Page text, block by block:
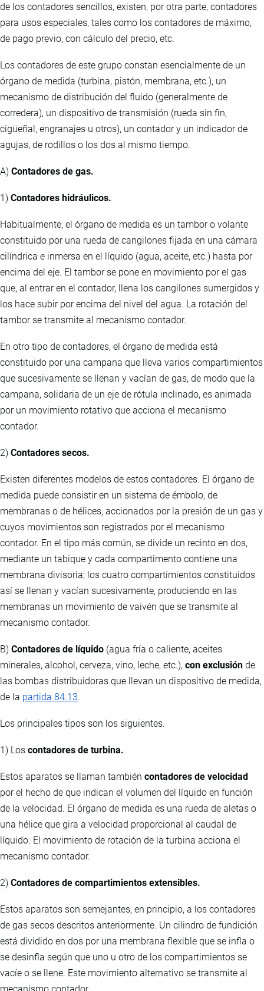
de los contadores sencillos, existen, por otra parte, contadores
para usos especiales, tales como los contadores de máximo,
de pago previo, con cálculo del precio, etc.
Los contadores de este grupo constan esencialmente de un
órgano de medida (turbina, pistón, membrana, etc.), un
mecanismo de distribución del fluido (generalmente de
corredera), un dispositivo de transmisión (rueda sin fin,
cigüeñal, engranajes u otros), un contador y un indicador de
agujas, de rodillos o los dos al mismo tiempo.
A) Contadores de gas.
1) Contadores hidráulicos.
Habitualmente, el órgano de medida es un tambor o volante
constituido por una rueda de cangilones fijada en una cámara
cilíndrica e inmersa en el líquido (agua, aceite, etc.) hasta por
encima del eje. El tambor se pone en movimiento por el gas
que, al entrar en el contador, llena los cangilones sumergidos y
los hace subir por encima del nivel del agua. La rotación del
tambor se transmite al mecanismo contador.
En otro tipo de contadores, el órgano de medida está
constituido por una campana que lleva varios compartimientos
que sucesivamente se llenan y vacían de gas, de modo que la
campana, solidaria de un eje de rótula inclinado, es animada
por un movimiento rotativo que acciona el mecanismo
contador.
2) Contadores secos.
Existen diferentes modelos de estos contadores. El órgano de
medida puede consistir en un sistema de émbolo, de
membranas o de hélices, accionados por la presión de un gas y
cuyos movimientos son registrados por el mecanismo
contador. En el tipo más común, se divide un recinto en dos,
mediante un tabique y cada compartimento contiene una
membrana divisoria; los cuatro compartimientos constituidos
así se llenan y vacían sucesivamente, produciendo en las
membranas un movimiento de vaivén que se transmite al
mecanismo contador.
B) Contadores de líquido (agua fría o caliente, aceites
minerales, alcohol, cerveza, vino, leche, etc.), con exclusión de
las bombas distribuidoras que llevan un dispositivo de medida,
de la partida 84.13.
Los principales tipos son los siguientes.
1) Los contadores de turbina.
Estos aparatos se llaman también contadores de velocidad
por el hecho de que indican el volumen del líquido en función
de la velocidad. El órgano de medida es una rueda de aletas o
una hélice que gira a velocidad proporcional al caudal de
líquido. El movimiento de rotación de la turbina acciona el
mecanismo contador.
2) Contadores de compartimientos extensibles.
Estos aparatos son semejantes, en principio, a los contadores
de gas secos descritos anteriormente. Un cilindro de fundición
está dividido en dos por una membrana flexible que se infla o
se desinfla según que uno u otro de los compartimientos se
vacíe o se llene. Este movimiento alternativo se transmite al